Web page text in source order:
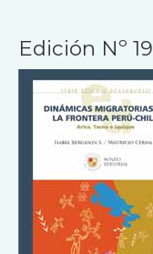
Edición Nº 19